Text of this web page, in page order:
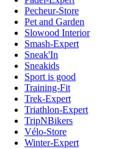
Pecheur-Store
Pet and Garden
Slowood Interior
Smash-Expert
Sneak'In
Sneakids
Sport is good
Training-Fit
Trek-Expert
Triathlon-Expert
TripNBikers
Vélo-Store
Winter-Expert